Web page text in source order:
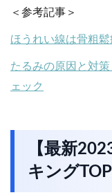
＜参考記事＞
ほうれい線は骨粗
たるみの原因と対
ェック
【最新
キング